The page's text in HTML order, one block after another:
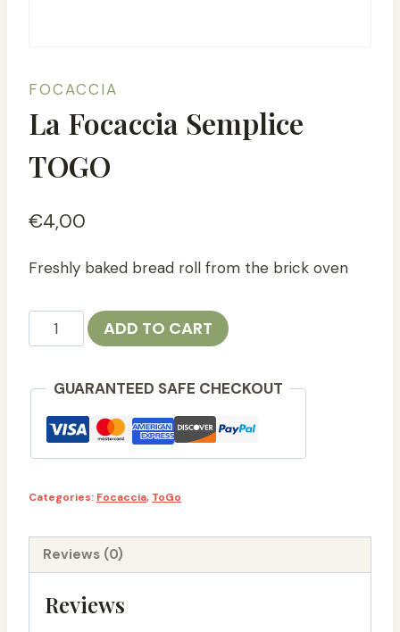
FOCACCIA
La Focaccia Semplice
TOGO
€4,00
Freshly baked bread roll from the brick oven
Focaccia
TOGO
quantity
ADD TO CART
GUARANTEED SAFE CHECKOUT
Categories: Focaccia, ToGo
Reviews (0)
Reviews